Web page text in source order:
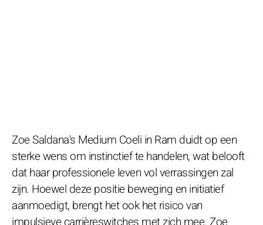
Zoe Saldana's Medium Coeli in Ram duidt op een
sterke wens om instinctief te handelen, wat belooft
dat haar professionele leven vol verrassingen zal
zijn. Hoewel deze positie beweging en initiatief
aanmoedigt, brengt het ook het risico van